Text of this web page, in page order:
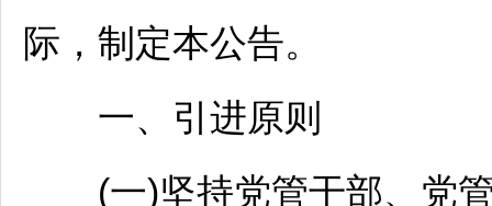
际，制定本公告。
一、引进原则
(一)坚持党管干部、党管